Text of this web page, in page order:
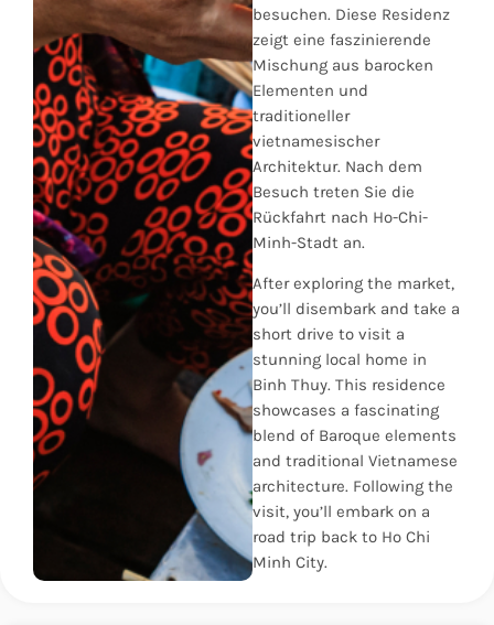
besuchen. Diese Residenz
zeigt eine faszinierende
Mischung aus barocken
Elementen und
traditioneller
vietnamesischer
Architektur. Nach dem
Besuch treten Sie die
Rückfahrt nach Ho-Chi-
Minh-Stadt an.
After exploring the market,
you’ll disembark and take a
short drive to visit a
stunning local home in
Binh Thuy. This residence
showcases a fascinating
blend of Baroque elements
and traditional Vietnamese
architecture. Following the
visit, you’ll embark on a
road trip back to Ho Chi
Minh City.